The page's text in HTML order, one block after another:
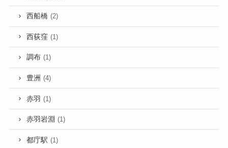
西船橋 (2)
西荻窪 (1)
調布 (1)
豊洲 (4)
赤羽 (1)
赤羽岩淵 (1)
都庁駅 (1)